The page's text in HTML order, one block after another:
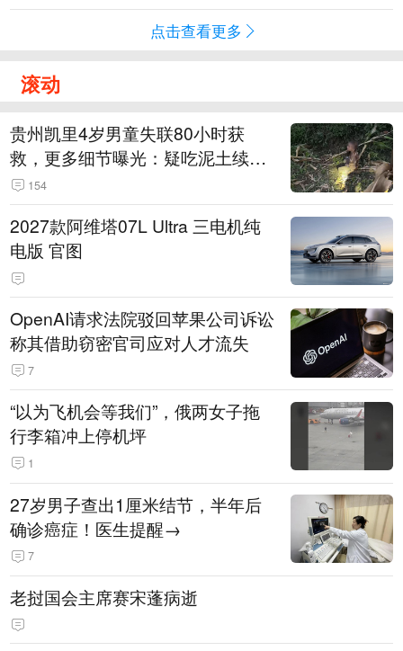
点击查看更多
滚动
贵州凯里4岁男童失联80小时获
救，更多细节曝光：疑吃泥土续
命，搜救至20米附近错过多找3天
154
2027款阿维塔07L Ultra 三电机纯
电版 官图
OpenAI请求法院驳回苹果公司诉讼
称其借助窃密官司应对人才流失
7
“以为飞机会等我们”，俄两女子拖
行李箱冲上停机坪
1
27岁男子查出1厘米结节，半年后
确诊癌症！医生提醒→
7
老挝国会主席赛宋蓬病逝